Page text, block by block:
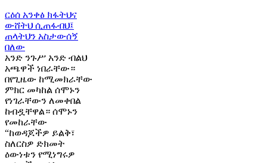
ርዕሰ አንቀፅ ክፋትህና
ውሸትህ ሲጠፋብህ፤
ጠላትህን አስታውሰኝ
በለው
አንድ ንጉሥ አንድ ብልህ
አጫዋች ነበራቸው።
በየጊዜው ከሚመክራቸው
ምክር መካከል ሰሞኑን
የነገራቸውን ለመቀበል
ከብዷቸዋል። ሰሞኑን
የመከራቸው
“ከወዳጆችዎ ይልቅ፣
ስለርስዎ ድክመት
ዕውነቱን የሚነግሩዎ